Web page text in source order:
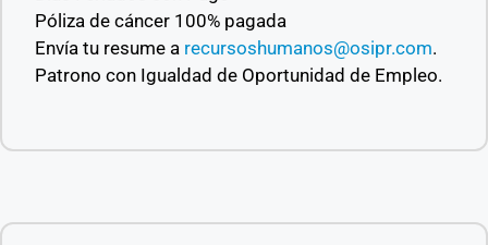
Póliza de cáncer 100% pagada
Envía tu resume a recursoshumanos@osipr.com.
Patrono con Igualdad de Oportunidad de Empleo.